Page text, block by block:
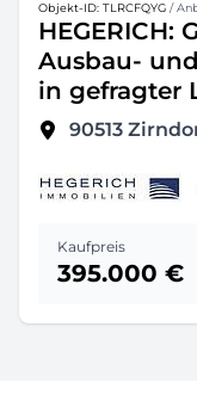
Objekt-ID: TLRCFQYG /
HEGERICH:
Ausbau-
in gefragter
90513
Kaufpreis
395.000 €